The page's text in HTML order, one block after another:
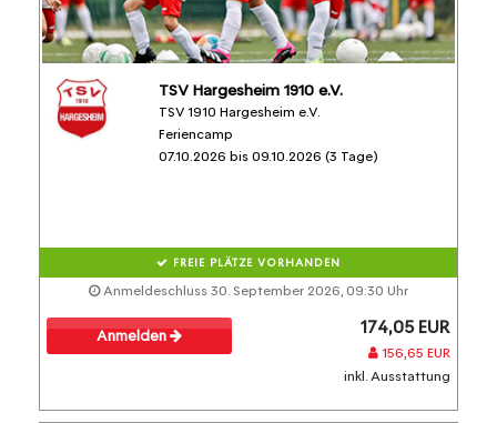
TSV Hargesheim 1910 e.V.
TSV 1910 Hargesheim e.V.
Feriencamp
07.10.2026 bis 09.10.2026 (3 Tage)
FREIE PLÄTZE VORHANDEN
Anmeldeschluss 30. September 2026, 09:30 Uhr
Anmelden 174,05 EUR
156,65 EUR
inkl. Ausstattung